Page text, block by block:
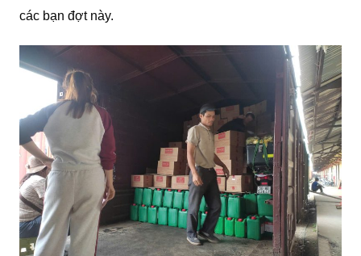
các bạn đợt này.